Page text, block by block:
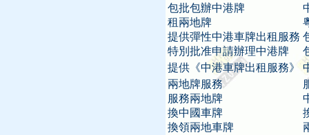
包批包辦中港牌
租兩地牌
提供彈性中港車牌出租服務
特別批准申請辦理中港牌
提供《中港車牌出租服務》
兩地牌服務
服務兩地牌
換中國車牌
換領兩地車牌